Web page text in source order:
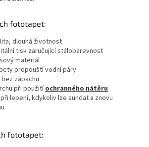
fototapet:
dlouhá životnost
tisk zaručující stálobarevnost
materiál
propouští vodní páry
zápachu
při použitíochranného nátěru
lepení, kdykoliv lze sundat a znovu
fototapet: